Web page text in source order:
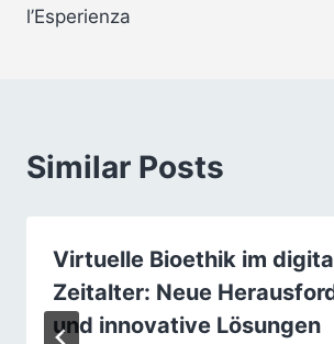
l’Esperienza
Similar Posts
Virtuelle Bioethik im
Zeitalter: Neue
und innovative Lösungen